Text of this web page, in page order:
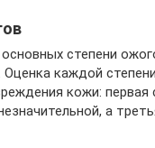
степени
Оценка каждой
кожи: первая
а